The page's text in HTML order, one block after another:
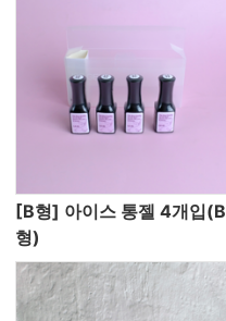
[B형] 아이스 통젤 4개입(B
형)